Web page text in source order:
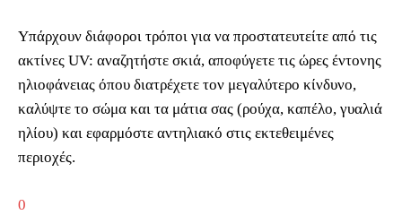
Υπάρχουν διάφοροι τρόποι για να προστατευτείτε από τις
ακτίνες UV: αναζητήστε σκιά, αποφύγετε τις ώρες έντονης
ηλιοφάνειας όπου διατρέχετε τον μεγαλύτερο κίνδυνο,
καλύψτε το σώμα και τα μάτια σας (ρούχα, καπέλο, γυαλιά
ηλίου) και εφαρμόστε αντηλιακό στις εκτεθειμένες
περιοχές.
0